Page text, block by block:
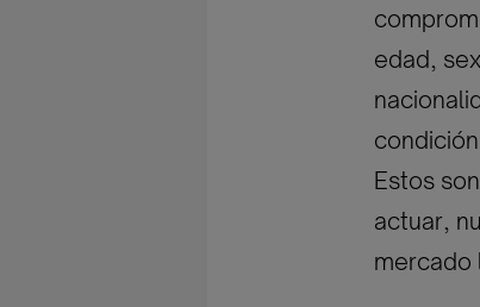
edad,
Estos
actuar,
mercado